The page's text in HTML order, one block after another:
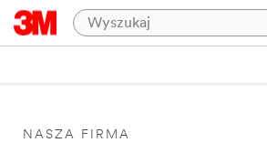
NASZA FIRMA